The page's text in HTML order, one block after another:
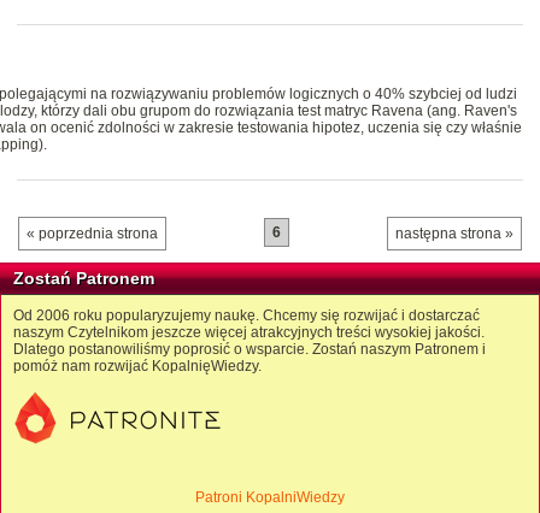
na rozwiązywaniu problemów logicznych o 40% szybciej od ludzi
którzy dali obu grupom do rozwiązania test matryc Ravena (ang. Raven's
on ocenić zdolności w zakresie testowania hipotez, uczenia się czy właśnie
« poprzednia strona następna strona »
6
Zostań Patronem
Od 2006 roku popularyzujemy naukę. Chcemy się rozwijać i dostarczać
naszym Czytelnikom jeszcze więcej atrakcyjnych treści wysokiej jakości.
Dlatego postanowiliśmy poprosić o wsparcie. Zostań naszym Patronem i
pomóż nam rozwijać KopalnięWiedzy.
Patroni KopalniWiedzy